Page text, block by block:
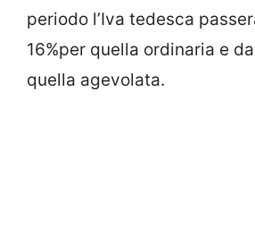
periodo l’Iva tedesca
16%per quella ordinaria e
quella agevolata.